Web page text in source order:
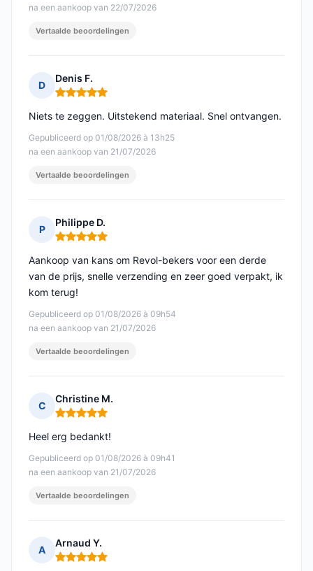
na een aankoop van 22/07/2026
Vertaalde beoordelingen
D
Denis F.
Opmerking: 5 van 5
Gepubliceerd op 01/08/2026 à 13h25
na een aankoop van 21/07/2026
Niets te zeggen. Uitstekend materiaal. Snel ontvangen.
Vertaalde beoordelingen
P
Philippe D.
Opmerking: 5 van 5
Gepubliceerd op 01/08/2026 à 09h54
na een aankoop van 21/07/2026
Aankoop van kans om Revol-bekers voor een derde
van de prijs, snelle verzending en zeer goed verpakt, ik
kom terug!
Vertaalde beoordelingen
C
Christine M.
Opmerking: 5 van 5
Gepubliceerd op 01/08/2026 à 09h41
na een aankoop van 21/07/2026
Heel erg bedankt!
Vertaalde beoordelingen
A
Arnaud Y.
Opmerking: 5 van 5